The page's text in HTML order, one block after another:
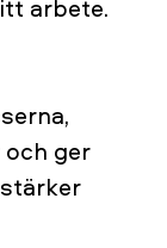
arbete.
ger